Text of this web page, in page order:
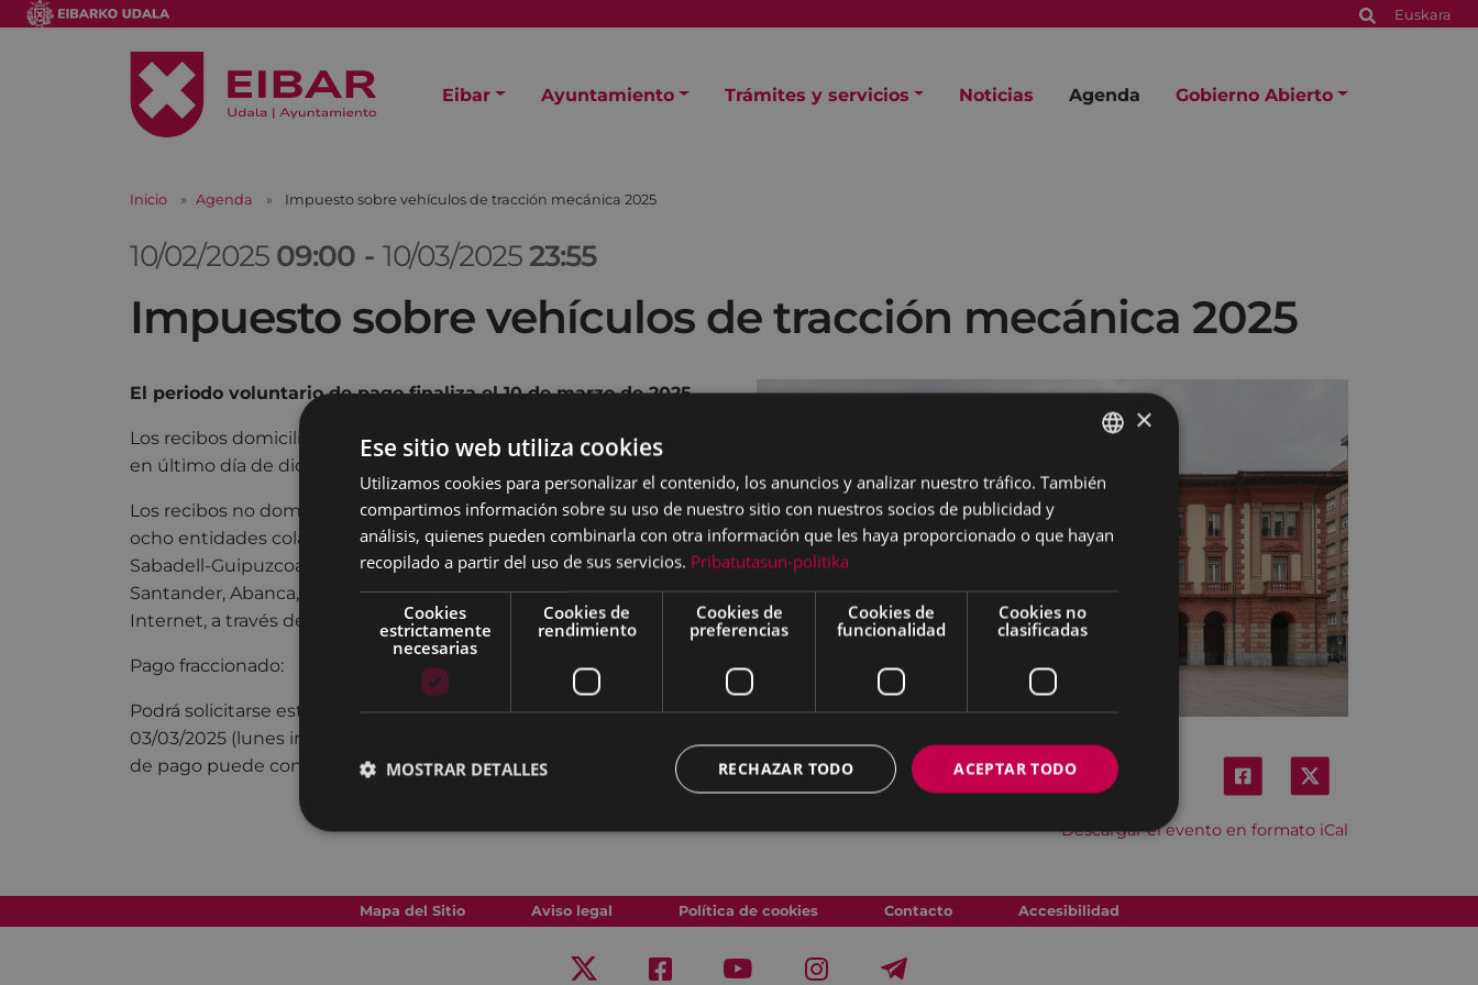
Euskara
Eibar Ayuntamiento Trámites y servicios Noticias Agenda Gobierno Abierto
Inicio Agenda Impuesto sobre vehículos de tracción mecánica 2025
10/02/2025 09:00 - 10/03/202523:55
Impuesto sobre vehículos de tracción mecánica 2025
Descargar el evento en formato iCal
El periodo voluntario de pago finaliza el 10 de marzo de 2025.
Los recibos domiciliados se cargarán en la cuenta de domiciliación
en último día de dicho periodo voluntario.
Los recibos no domiciliados deberán ser pagados en alguna de las
ocho entidades colaboradoras: Kutxabank, Laboral Kutxa, Banco
Sabadell-Guipuzcoano, Banco Bilbao Vizcaya Argentaria, Banco
Santander, Abanca, Caja Rural de Navarra y Caixabank o en
Internet, a través de MIPAGO.
Pago fraccionado:
Podrá solicitarse esta modalidad de pago fraccionado hasta el día
03/03/2025 (lunes inclusive). Para información sobre esta modalidad
de pago puede consultar
aquí.
Mapa del Sitio Aviso legal Política de cookies Contacto Accesibilidad
BASQUE
×
Ese sitio web utiliza cookies
Utilizamos cookies para personalizar el contenido, los anuncios y analizar nuestro tráfico. También
compartimos información sobre su uso de nuestro sitio con nuestros socios de publicidad y
análisis, quienes pueden combinarla con otra información que les haya proporcionado o que hayan
recopilado a partir del uso de sus servicios. Pribatutasun-politika
Cookies
estrictamente
necesarias
Cookies de
rendimiento
Cookies de
preferencias
Cookies de
funcionalidad
Cookies no
clasificadas
ACEPTAR TODO
RECHAZAR TODO
MOSTRAR DETALLES